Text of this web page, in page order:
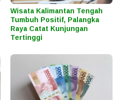
Wisata Kalimantan Tengah
Tumbuh Positif, Palangka
Raya Catat Kunjungan
Tertinggi